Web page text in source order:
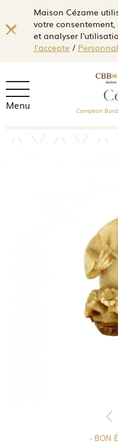
Maison Cézame
votre
et analyser
J'accepte/
Menu Comptoir
- BON